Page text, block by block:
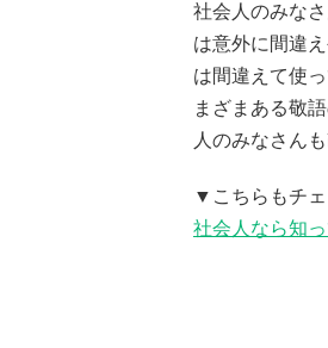
社会人のみな
は意外に間違
は間違えて使
まざまある敬
人のみなさん
▼こちらもチェ
社会人なら知